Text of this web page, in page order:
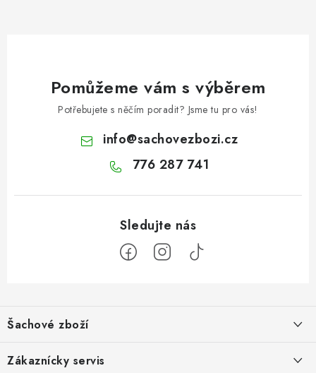
Pomůžeme vám s výběrem
Potřebujete s něčím poradit? Jsme tu pro vás!
info@sachovezbozi.cz
776 287 741
á
p
a
Šachové zboží
Zákaznícky servis